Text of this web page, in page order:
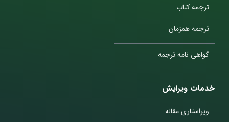
ترجمه کتاب
ترجمه همزمان
گواهی نامه ترجمه
خدمات ویرایش
ویراستاری مقاله